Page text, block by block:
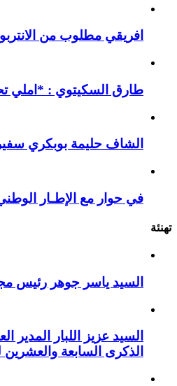
افريقي مطلوب من
طارق السكيتوي : *املي
الشاف حليمة بوبكري
في حوار مع الإطـار
تهنئة
السيد ياسر جوهر رئيس مجلس
السيد عزيز اللبار
الذكرى السابعة